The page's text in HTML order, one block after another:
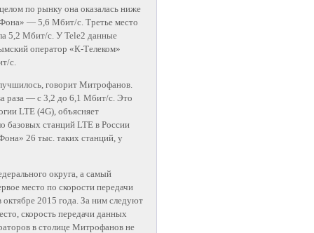
по рынку она оказалась ниже
— 5,6 Мбит/с. Третье место
5,2 Мбит/с. У Tele2 данные
оператор «К-Телеком»
с.
говорит Митрофанов.
раза — с 3,2 до 6,1 Мбит/с. Это
LTE (4G), объясняет
базовых станций LTE в России
26 тыс. таких станций, у
округа, а самый
место по скорости передачи
2015 года. За ним следуют
скорость передачи данных
в столице Митрофанов не